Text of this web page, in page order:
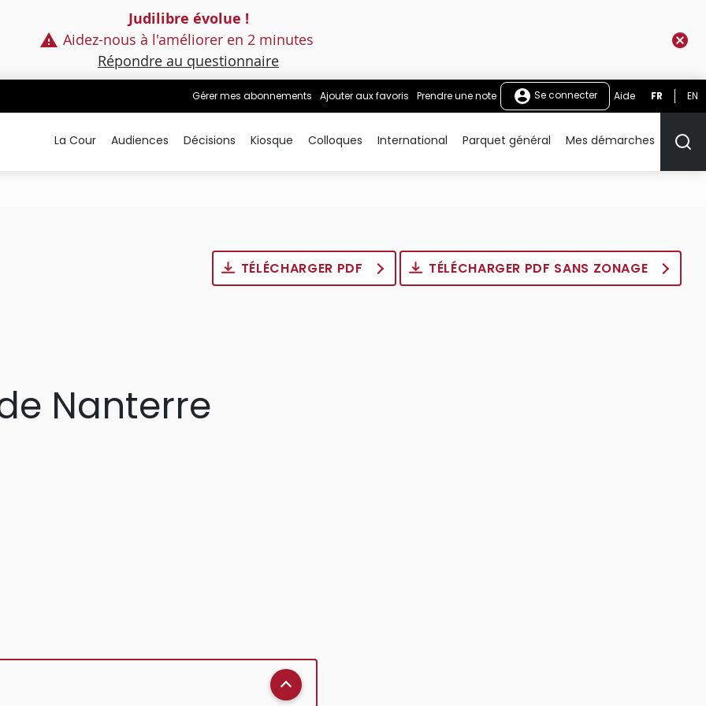
Judilibre évolue !
Aidez-nous à l'améliorer en 2 minutes
Répondre au questionnaire
Gérer mes abonnements Ajouter aux favoris Prendre une note Se connecter Aide FR EN
La Cour Audiences Décisions Kiosque Colloques International Parquet général Mes démarches
TÉLÉCHARGER PDF TÉLÉCHARGER PDF SANS ZONAGE
Nanterre